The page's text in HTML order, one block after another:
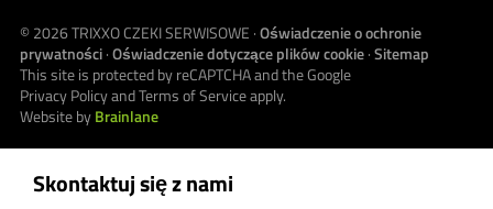
Skontaktuj się z nami
© 2026TRIXXO CZEKI SERWISOWE ·Oświadczenie o ochronie
prywatności·Oświadczenie dotyczące plików cookie·Sitemap
This site is protected by reCAPTCHA and the Google
Privacy PolicyandTerms of Serviceapply.
Website byBrainlane